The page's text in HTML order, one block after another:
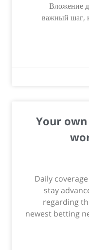
Вложение
важный шаг,
Your
Daily
stay
regarding
newest betting